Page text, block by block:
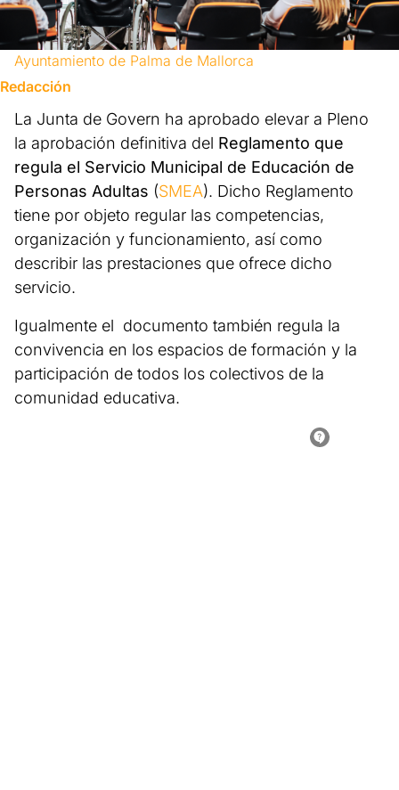
Ayuntamiento de Palma de Mallorca
Redacción
La Junta de Govern ha aprobado elevar a Pleno
la aprobación definitiva del Reglamento que
regula el Servicio Municipal de Educación de
Personas Adultas (SMEA). Dicho Reglamento
tiene por objeto regular las competencias,
organización y funcionamiento, así como
describir las prestaciones que ofrece dicho
servicio.
Igualmente el documento también regula la
convivencia en los espacios de formación y la
participación de todos los colectivos de la
comunidad educativa.